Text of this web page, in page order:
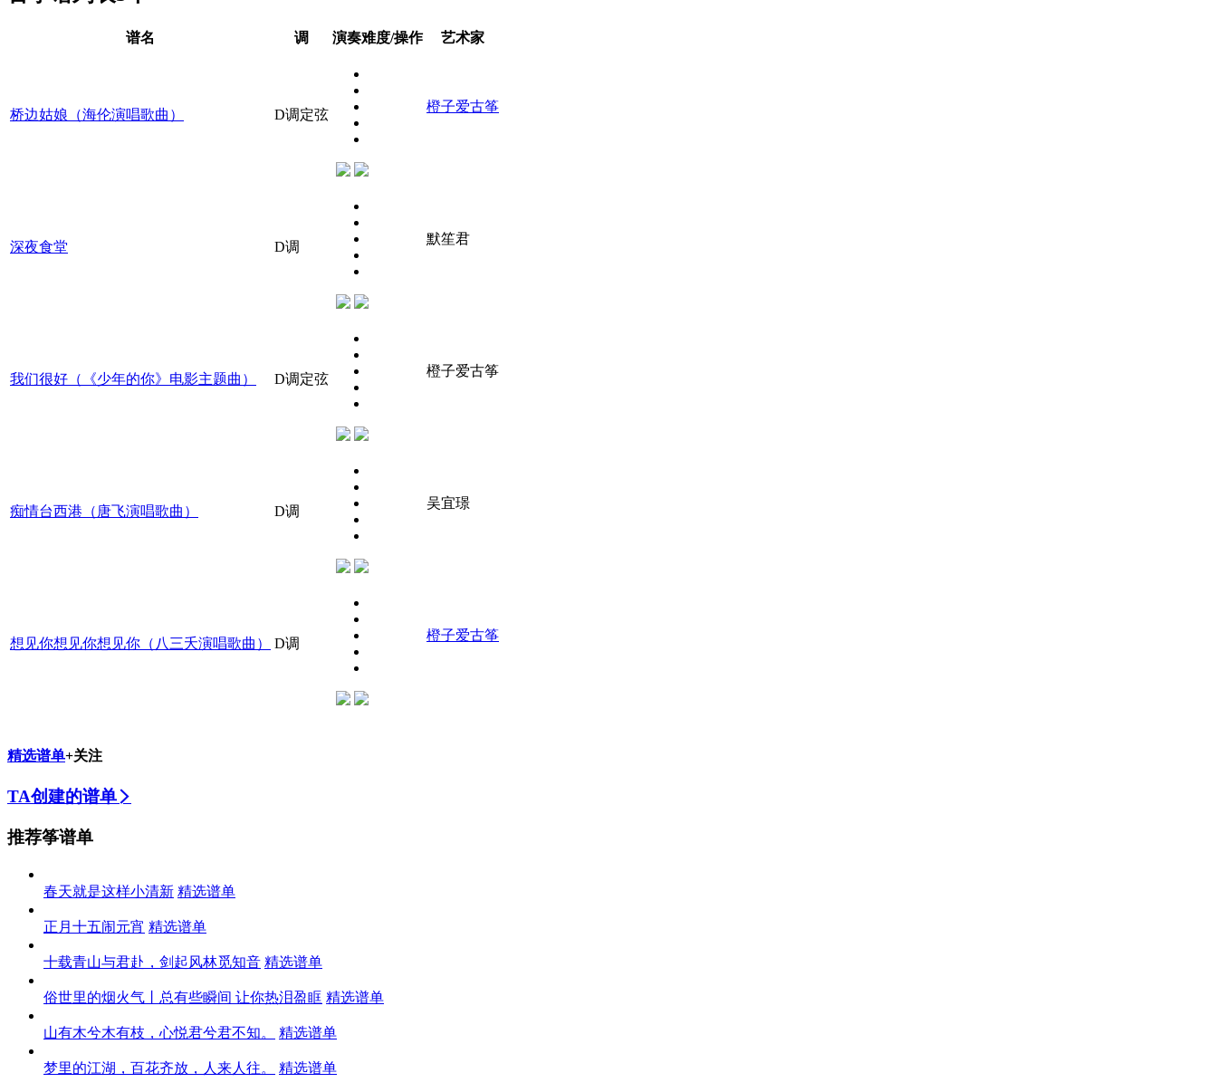
谱名 调 演奏难度/操作 艺术家
桥边姑娘（海伦演唱歌曲） D调定弦
橙子爱古筝
深夜食堂 D调
默笙君
我们很好（《少年的你》电影主题曲） D调定弦
橙子爱古筝
痴情台西港（唐飞演唱歌曲） D调
吴宜璟
想见你想见你想见你（八三夭演唱歌曲） D调
橙子爱古筝
精选谱单+关注
TA创建的谱单
推荐筝谱单
春天就是这样小清新 精选谱单
正月十五闹元宵 精选谱单
十载青山与君赴，剑起风林觅知音 精选谱单
俗世里的烟火气丨总有些瞬间 让你热泪盈眶 精选谱单
山有木兮木有枝，心悦君兮君不知。 精选谱单
梦里的江湖，百花齐放，人来人往。 精选谱单